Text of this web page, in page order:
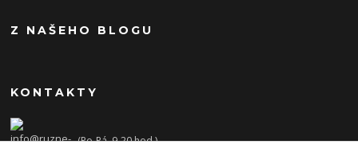
Z NAŠEHO BLOGU
KONTAKTY
(Po-Pá, 9-20 hod.)